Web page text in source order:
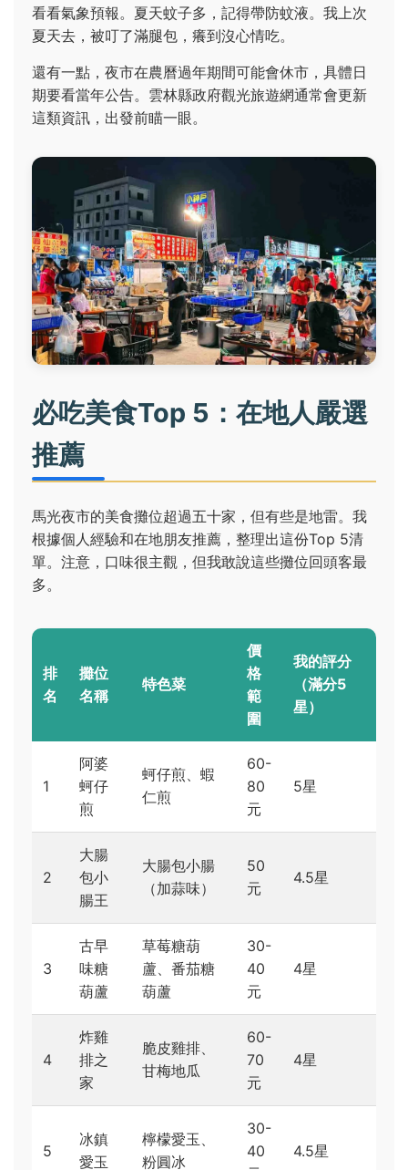
看看氣象預報。夏天蚊子多，記得帶防蚊液。我上次
夏天去，被叮了滿腿包，癢到沒心情吃。
還有一點，夜市在農曆過年期間可能會休市，具體日
期要看當年公告。雲林縣政府觀光旅遊網通常會更新
這類資訊，出發前瞄一眼。
必吃美食Top 5：在地人嚴選
推薦
馬光夜市的美食攤位超過五十家，但有些是地雷。我
根據個人經驗和在地朋友推薦，整理出這份Top 5清
單。注意，口味很主觀，但我敢說這些攤位回頭客最
多。
排
名
攤位
名稱
特色菜
價
格
範
圍
我的評分
（滿分5
星）
1
阿婆
蚵仔
煎
蚵仔煎、蝦
仁煎
60-
80
元
5星
2
大腸
包小
腸王
大腸包小腸
（加蒜味）
50
元
4.5星
3
古早
味糖
葫蘆
草莓糖葫
蘆、番茄糖
葫蘆
30-
40
元
4星
4
炸雞
排之
家
脆皮雞排、
甘梅地瓜
60-
70
元
4星
5
冰鎮
愛玉
檸檬愛玉、
粉圓冰
30-
40
4.5星